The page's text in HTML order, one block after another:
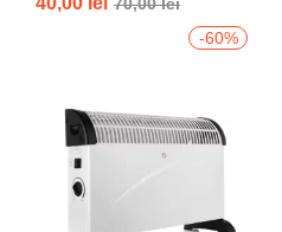
4.25din 5
-60%